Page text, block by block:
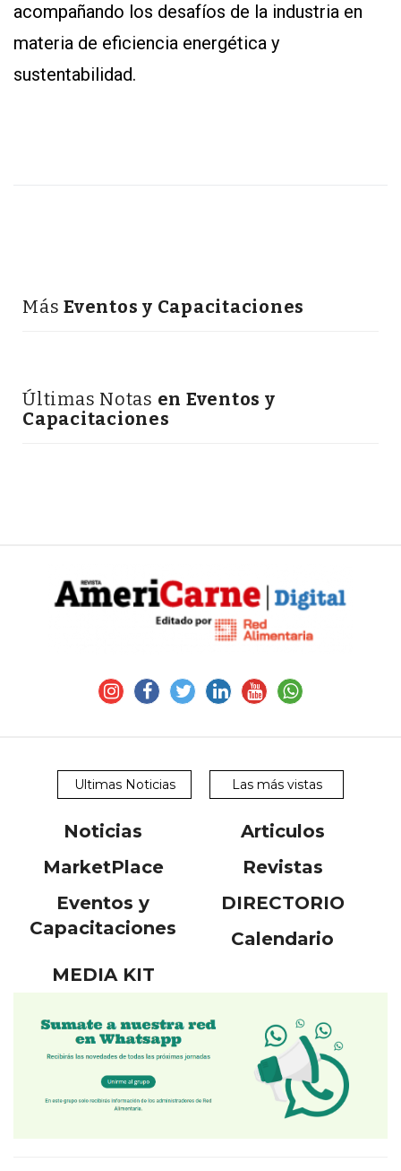
acompañando los desafíos de la industria en
materia de eficiencia energética y
sustentabilidad.
Más Eventos y Capacitaciones
Últimas Notas en Eventos y
Capacitaciones
Ultimas Noticias Las más vistas
Noticias
Articulos
MarketPlace
Revistas
Eventos y
Capacitaciones
DIRECTORIO
Calendario
MEDIA KIT